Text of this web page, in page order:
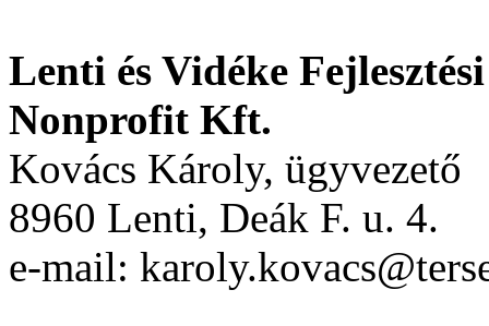
Lenti és Vidéke
Nonprofit Kft.
Kovács Károly, ügyvezető
8960 Lenti, Deák F. u. 4.
e-mail: